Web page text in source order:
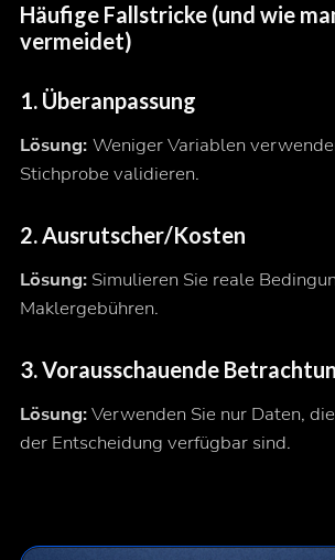
Häufige Fallstricke (und wie
vermeidet)
1. Überanpassung
Lösung: Weniger Variablen
Stichprobe validieren.
2. Ausrutscher/Kosten
Lösung:Simulieren Sie reale
Maklergebühren.
3. Vorausschauende
Lösung:Verwenden Sie nur Daten,
der Entscheidung verfügbar sind.